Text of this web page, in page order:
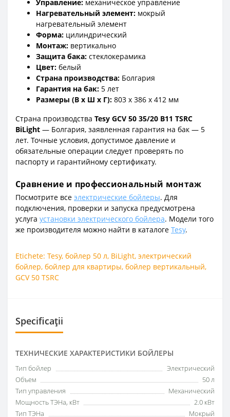
Управление: механическое управление
Нагревательный элемент: мокрый
нагревательный элемент
Форма: цилиндрический
Монтаж: вертикально
Защита бака: стеклокерамика
Цвет: белый
Страна производства: Болгария
Гарантия на бак: 5 лет
Размеры (В x Ш x Г): 803 x 386 x 412 мм
Страна производства Tesy GCV 50 35/20 B11 TSRC
BiLight — Болгария, заявленная гарантия на бак — 5
лет. Точные условия, допустимое давление и
обязательные операции следует проверять по
паспорту и гарантийному сертификату.
Сравнение и профессиональный монтаж
Посмотрите все электрические бойлеры. Для
подключения, проверки и запуска предусмотрена
услуга установки электрического бойлера. Модели того
же производителя можно найти в каталоге Tesy.
Etichete: Tesy, бойлер 50 л, BiLight, электрический
бойлер, бойлер для квартиры, бойлер вертикальный,
GCV 50 TSRC
Specificații
ТЕХНИЧЕСКИЕ ХАРАКТЕРИСТИКИ БОЙЛЕРЫ
Тип бойлер
Электрический
Объем
50 л
Тип управления
Механический
Мощность ТЭНа, кВт
2.0 кВт
Тип ТЭНа
Мокрый